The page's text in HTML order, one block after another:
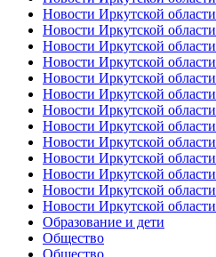
Новости Иркутской области
Новости Иркутской области
Новости Иркутской области
Новости Иркутской области
Новости Иркутской области
Новости Иркутской области
Новости Иркутской области
Новости Иркутской области
Новости Иркутской области
Новости Иркутской области
Новости Иркутской области
Новости Иркутской области
Новости Иркутской области
Образование и дети
Общество
Общество